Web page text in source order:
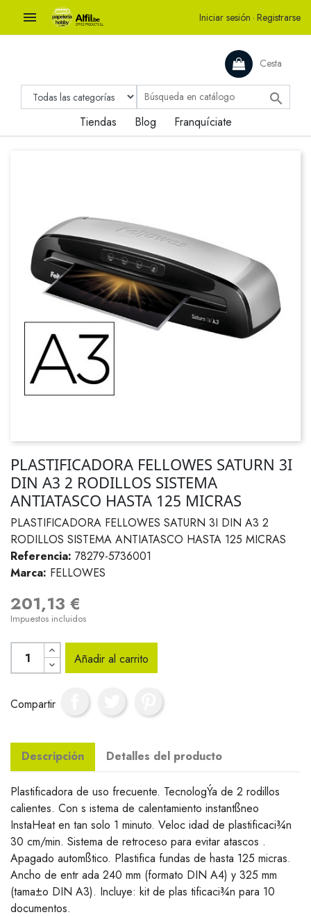
 Iniciar sesión · Registrarse
Cesta

Tiendas Blog Franquíciate
PLASTIFICADORA FELLOWES SATURN 3I
DIN A3 2 RODILLOS SISTEMA
ANTIATASCO HASTA 125 MICRAS
PLASTIFICADORA FELLOWES SATURN 3I DIN A3 2
RODILLOS SISTEMA ANTIATASCO HASTA 125 MICRAS
Referencia: 78279-5736001
Marca: FELLOWES
201,13 €
Impuestos incluidos
Añadir al carrito
Compartir
Descripción Detalles del producto
Plastificadora de uso frecuente. TecnologÝa de 2 rodillos
calientes. Con s istema de calentamiento instantßneo
InstaHeat en tan solo 1 minuto. Veloc idad de plastificaci¾n
30 cm/min. Sistema de retroceso para evitar atascos .
Apagado automßtico. Plastifica fundas de hasta 125 micras.
Ancho de entr ada 240 mm (formato DIN A4) y 325 mm
(tama±o DIN A3). Incluye: kit de plas tificaci¾n para 10
documentos.